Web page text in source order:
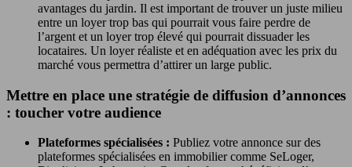
avantages du jardin. Il est important de trouver un juste milieu
entre un loyer trop bas qui pourrait vous faire perdre de
l’argent et un loyer trop élevé qui pourrait dissuader les
locataires. Un loyer réaliste et en adéquation avec les prix du
marché vous permettra d’attirer un large public.
Mettre en place une stratégie de diffusion d’annonces
: toucher votre audience
Plateformes spécialisées : Publiez votre annonce sur des
plateformes spécialisées en immobilier comme SeLoger,